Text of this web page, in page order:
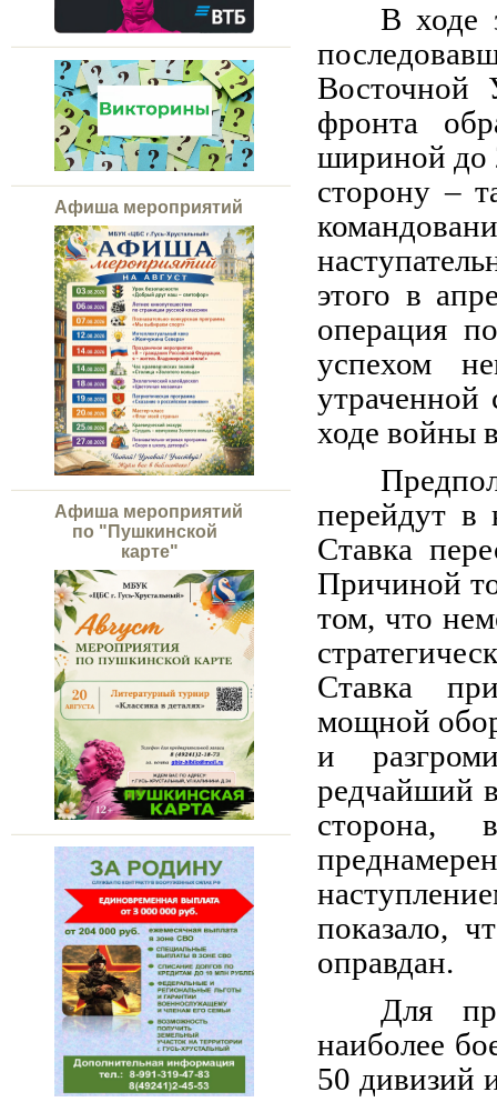
Афиша мероприятий
Афиша мероприятий
по "Пушкинской
карте"
В ходе
Восточной
фронта
шириной до
сторону –
этого в
операция
успехом
утраченной
ходе войны
перейдут в
Ставка
Причиной
том, что
Ставка
мощной
и
редчайший
сторона,
показало,
оправдан.
Для
наиболее
50 дивизий